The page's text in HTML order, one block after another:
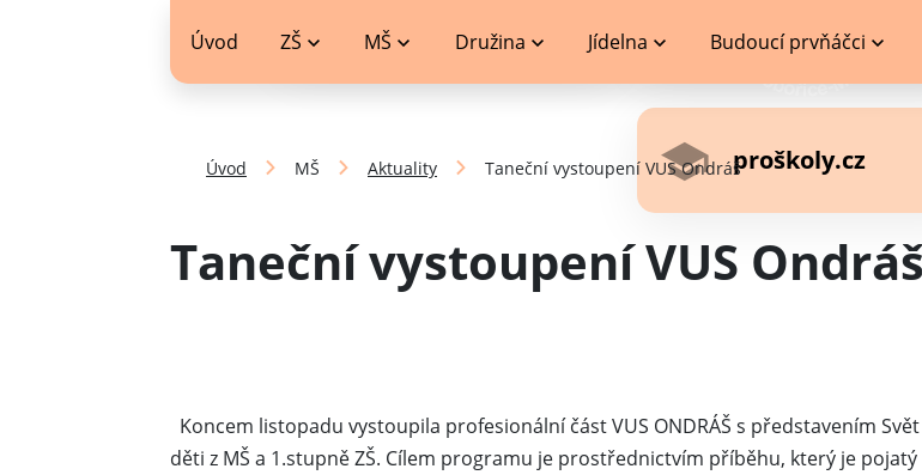
Úvod ZŠ MŠ Družina Jídelna Budoucí prvňáčci
proškoly.cz
Úvod MŠ Aktuality Taneční vystoupení VUS Ondráš
Taneční vystoupení VUS Ondráš
Koncem listopadu vystoupila profesionální část VUS ONDRÁŠ s představením
děti z MŠ a 1.stupně ZŠ. Cílem programu je prostřednictvím příběhu, který je